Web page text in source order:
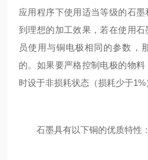
应用程序下使用适当等级的石
到理想的加工效果，若在使用石
员使用与铜电极相同的参数，
的。如果要严格控制电极的物
时设于非损耗状态（损耗少于1%
石墨具有以下铜的优质特性：